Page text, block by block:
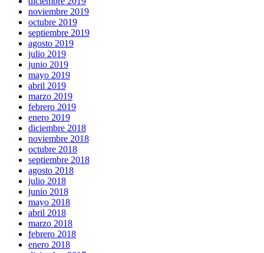
noviembre 2019
octubre 2019
septiembre 2019
agosto 2019
julio 2019
junio 2019
mayo 2019
abril 2019
marzo 2019
febrero 2019
enero 2019
diciembre 2018
noviembre 2018
octubre 2018
septiembre 2018
agosto 2018
julio 2018
junio 2018
mayo 2018
abril 2018
marzo 2018
febrero 2018
enero 2018